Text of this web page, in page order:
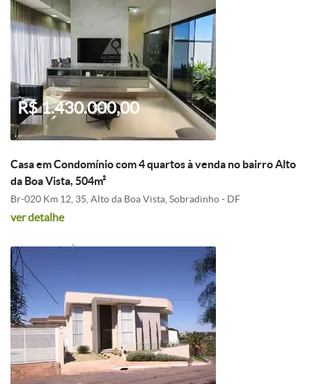
R$ 1.430.000,00
Casa em Condomínio com 4 quartos à venda no bairro Alto
da Boa Vista, 504m²
Br-020 Km 12, 35, Alto da Boa Vista, Sobradinho - DF
ver detalhe